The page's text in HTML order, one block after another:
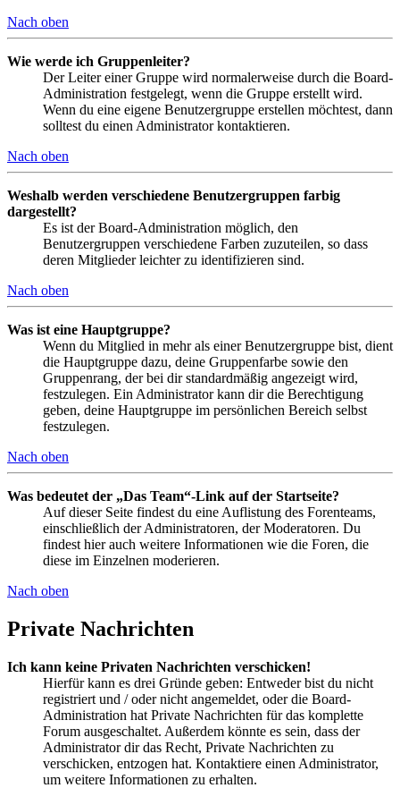
Nach oben
Wie werde ich Gruppenleiter?
Der Leiter einer Gruppe wird normalerweise durch die Board-
Administration festgelegt, wenn die Gruppe erstellt wird.
Wenn du eine eigene Benutzergruppe erstellen möchtest, dann
solltest du einen Administrator kontaktieren.
Nach oben
Weshalb werden verschiedene Benutzergruppen farbig
dargestellt?
Es ist der Board-Administration möglich, den
Benutzergruppen verschiedene Farben zuzuteilen, so dass
deren Mitglieder leichter zu identifizieren sind.
Nach oben
Was ist eine Hauptgruppe?
Wenn du Mitglied in mehr als einer Benutzergruppe bist, dient
die Hauptgruppe dazu, deine Gruppenfarbe sowie den
Gruppenrang, der bei dir standardmäßig angezeigt wird,
festzulegen. Ein Administrator kann dir die Berechtigung
geben, deine Hauptgruppe im persönlichen Bereich selbst
festzulegen.
Nach oben
Was bedeutet der „Das Team“-Link auf der Startseite?
Auf dieser Seite findest du eine Auflistung des Forenteams,
einschließlich der Administratoren, der Moderatoren. Du
findest hier auch weitere Informationen wie die Foren, die
diese im Einzelnen moderieren.
Nach oben
Private Nachrichten
Ich kann keine Privaten Nachrichten verschicken!
Hierfür kann es drei Gründe geben: Entweder bist du nicht
registriert und / oder nicht angemeldet, oder die Board-
Administration hat Private Nachrichten für das komplette
Forum ausgeschaltet. Außerdem könnte es sein, dass der
Administrator dir das Recht, Private Nachrichten zu
verschicken, entzogen hat. Kontaktiere einen Administrator,
um weitere Informationen zu erhalten.